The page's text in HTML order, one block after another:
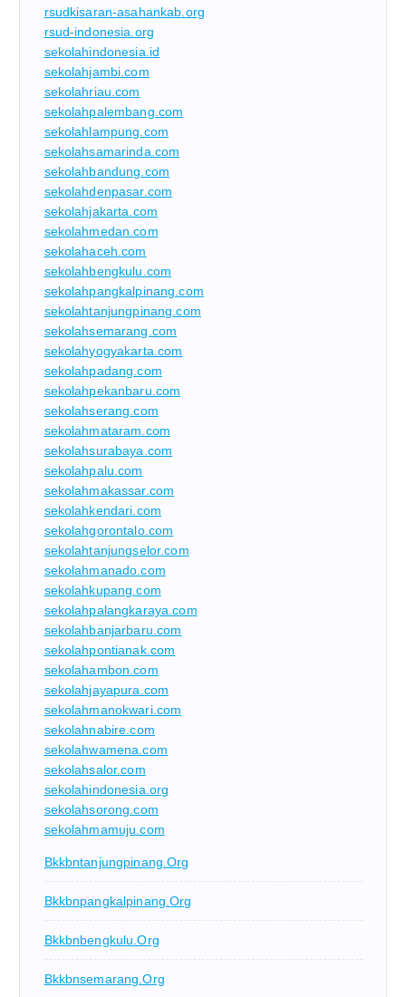
rsudkisaran-asahankab.org
rsud-indonesia.org
sekolahindonesia.id
sekolahjambi.com
sekolahriau.com
sekolahpalembang.com
sekolahlampung.com
sekolahsamarinda.com
sekolahbandung.com
sekolahdenpasar.com
sekolahjakarta.com
sekolahmedan.com
sekolahaceh.com
sekolahbengkulu.com
sekolahpangkalpinang.com
sekolahtanjungpinang.com
sekolahsemarang.com
sekolahyogyakarta.com
sekolahpadang.com
sekolahpekanbaru.com
sekolahserang.com
sekolahmataram.com
sekolahsurabaya.com
sekolahpalu.com
sekolahmakassar.com
sekolahkendari.com
sekolahgorontalo.com
sekolahtanjungselor.com
sekolahmanado.com
sekolahkupang.com
sekolahpalangkaraya.com
sekolahbanjarbaru.com
sekolahpontianak.com
sekolahambon.com
sekolahjayapura.com
sekolahmanokwari.com
sekolahnabire.com
sekolahwamena.com
sekolahsalor.com
sekolahindonesia.org
sekolahsorong.com
sekolahmamuju.com
Bkkbntanjungpinang.org
Bkkbnpangkalpinang.org
Bkkbnbengkulu.org
Bkkbnsemarang.org